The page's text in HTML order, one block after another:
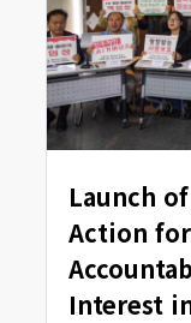
Launch
Action
Interest